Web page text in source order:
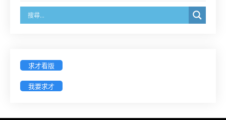
之分公司及商業應參加「勞動權益講習」
戳為憑)】
徵詢有意願擔任臺南市115年度國民中小學法治教育
求才看版
我要求才